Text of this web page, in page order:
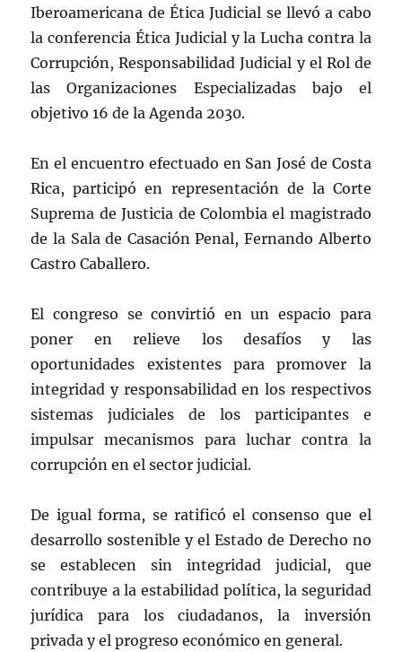
Iberoamericana de Ética Judicial se llevó a cabo
la conferencia Ética Judicial y la Lucha contra la
Corrupción, Responsabilidad Judicial y el Rol de
las Organizaciones Especializadas bajo el
objetivo 16 de la Agenda 2030.
En el encuentro efectuado en San José de Costa
Rica, participó en representación de la Corte
Suprema de Justicia de Colombia el magistrado
de la Sala de Casación Penal, Fernando Alberto
Castro Caballero.
El congreso se convirtió en un espacio para
poner en relieve los desafíos y las
oportunidades existentes para promover la
integridad y responsabilidad en los respectivos
sistemas judiciales de los participantes e
impulsar mecanismos para luchar contra la
corrupción en el sector judicial.
De igual forma, se ratificó el consenso que el
desarrollo sostenible y el Estado de Derecho no
se establecen sin integridad judicial, que
contribuye a la estabilidad política, la seguridad
jurídica para los ciudadanos, la inversión
privada y el progreso económico en general.